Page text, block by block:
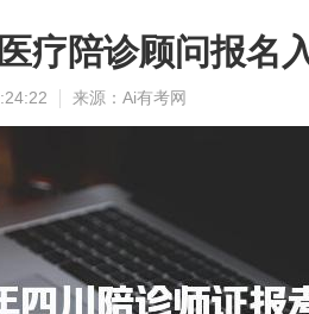
疗陪诊顾问报名
来源：Ai有考网